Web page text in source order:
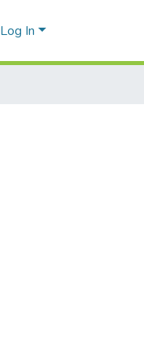
Log In